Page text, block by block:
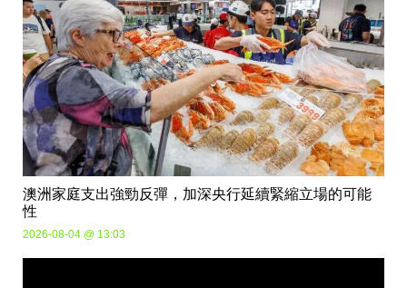
澳洲家庭支出強勁反彈，加深央行延續緊縮立場的可能
性
2026-08-04 @ 13:03